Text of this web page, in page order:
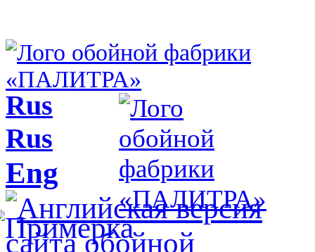
Rus
Rus
Eng